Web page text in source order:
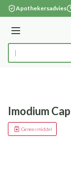
Ga naar de inhoud
Apothekersadvies
Menu
Product, merk,
Imodium
Geneesmiddel